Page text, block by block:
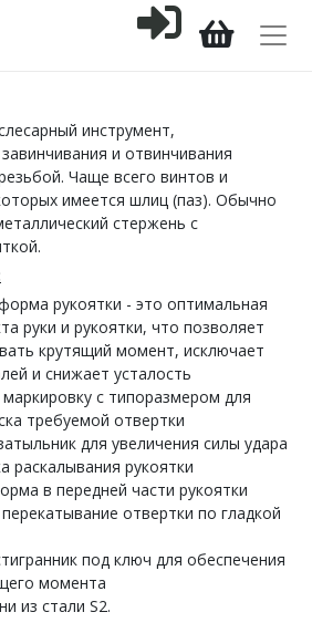
инструмент,
и отвинчивания
Чаще всего винтов и
имеется шлиц (паз). Обычно
стержень с
рукоятки - это оптимальная
руки и рукоятки, что позволяет
крутящий момент, исключает
и снижает усталость
с типоразмером для
требуемой отвертки
для увеличения силы удара
раскалывания рукоятки
в передней части рукоятки
отвертки по гладкой
под ключ для обеспечения
момента
из стали S2.